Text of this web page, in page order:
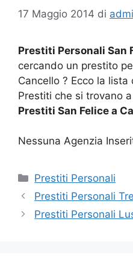
17 Maggio 2014 di
Prestiti Personali San
cercando un prestito
Cancello ? Ecco la
Prestiti che si trovano
Prestiti San Felice a
Nessuna Agenzia
Categorie
Prestiti Personali
Prestiti Personali
Prestiti Personali